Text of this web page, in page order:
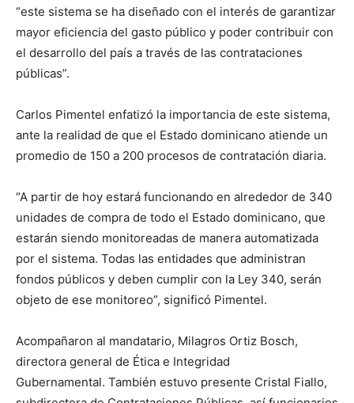
“este sistema se ha diseñado con el interés de garantizar
mayor eficiencia del gasto público y poder contribuir con
el desarrollo del país a través de las contrataciones
públicas”.
Carlos Pimentel enfatizó la importancia de este sistema,
ante la realidad de que el Estado dominicano atiende un
promedio de 150 a 200 procesos de contratación diaria.
“A partir de hoy estará funcionando en alrededor de 340
unidades de compra de todo el Estado dominicano, que
estarán siendo monitoreadas de manera automatizada
por el sistema. Todas las entidades que administran
fondos públicos y deben cumplir con la Ley 340, serán
objeto de ese monitoreo”, significó Pimentel.
Acompañaron al mandatario, Milagros Ortiz Bosch,
directora general de Ética e Integridad
Gubernamental. También estuvo presente Cristal Fiallo,